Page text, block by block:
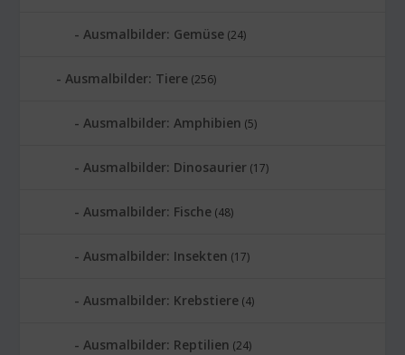
Ausmalbilder: Gemüse (24)
Ausmalbilder: Tiere (256)
Ausmalbilder: Amphibien (5)
Ausmalbilder: Dinosaurier (17)
Ausmalbilder: Fische (48)
Ausmalbilder: Insekten (17)
Ausmalbilder: Krebstiere (4)
Ausmalbilder: Reptilien (24)